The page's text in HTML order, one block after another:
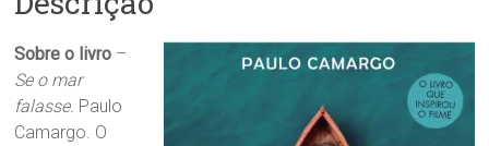
Sobre o livro –
Se o mar
falasse. Paulo
Camargo. O